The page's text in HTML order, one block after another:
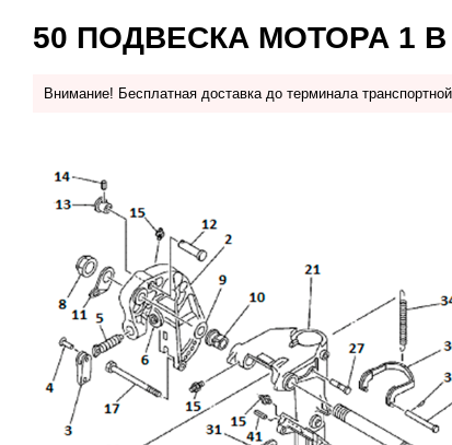
50 ПОДВЕСКА МОТОРА 1
Внимание! Бесплатная доставка до терминала